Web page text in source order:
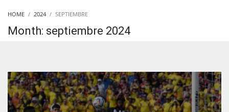
HOME 2024 SEPTIEMBRE
Month: septiembre 2024